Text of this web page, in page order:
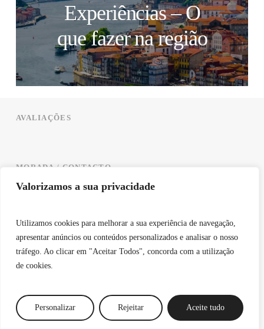
Valorizamos a sua privacidade
Utilizamos cookies para melhorar a sua experiência de navegação,
apresentar anúncios ou conteúdos personalizados e analisar o nosso
tráfego. Ao clicar em "Aceitar Todos", concorda com a utilização
de cookies.
Personalizar Rejeitar Aceite tudo
Experiências – O
que fazer na região
AVALIAÇÕES
MORADA / CONTACTO
+351 912 209 246
FAQ'S
TOUR VIRTUAL